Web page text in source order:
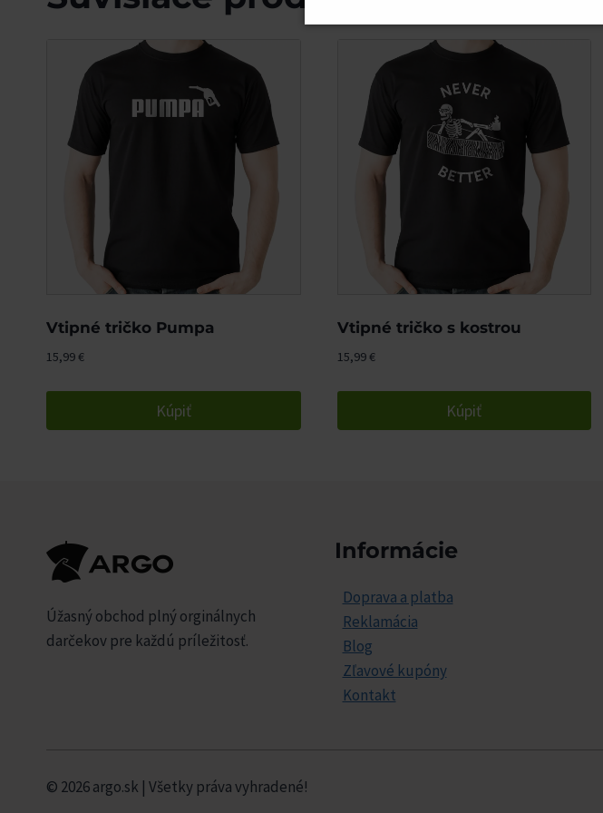
Vtipné tričko Pumpa
15,99€
Kúpiť
Vtipné tričko s kostrou
15,99€
Kúpiť
Úžasný obchod plný orginálnych
darčekov pre každú príležitosť.
Informácie
Doprava a platba
Reklamácia
Blog
Zľavové kupóny
Kontakt
© 2026 argo.sk | Všetky práva vyhradené!